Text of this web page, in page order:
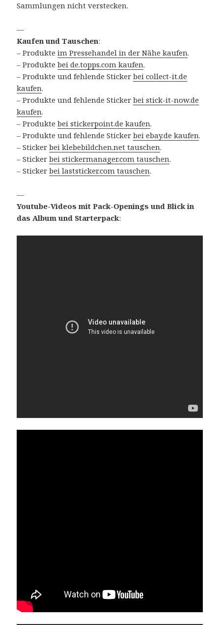
Sammlungen nicht verstecken.
—
Kaufen und Tauschen:
– Produkteim Pressehandel in der Nähe kaufen.
– Produktebei de.topps.com kaufen.
– Produkte und fehlende Stickerbei collect-it.de
kaufen.
– Produkte und fehlende Stickerbei stick-it-now.de
kaufen.
– Produktebei stickerpoint.de kaufen.
– Produkte und fehlende Stickerbei ebay.de kaufen.
– Stickerbei klebebildchen.net tauschen.
– Stickerbei stickermanager.com tauschen.
– Stickerbei laststicker.com tauschen.
—
Youtube-Videos mit Pack-Openings und Blick in
das Album und Starterpack: